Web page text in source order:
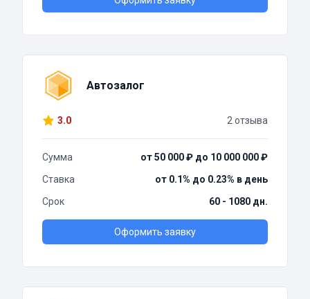
Автозалог
3.0 2 отзыва
Сумма
от 50 000 ₽ до 10 000 000 ₽
Ставка
от 0.1% до 0.23% в день
Срок
60 - 1080 дн.
Оформить заявку